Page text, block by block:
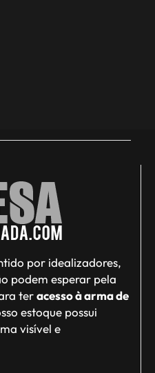
por idealizadores,
podem esperar pela
teracesso à arma de
estoque possui
visível e